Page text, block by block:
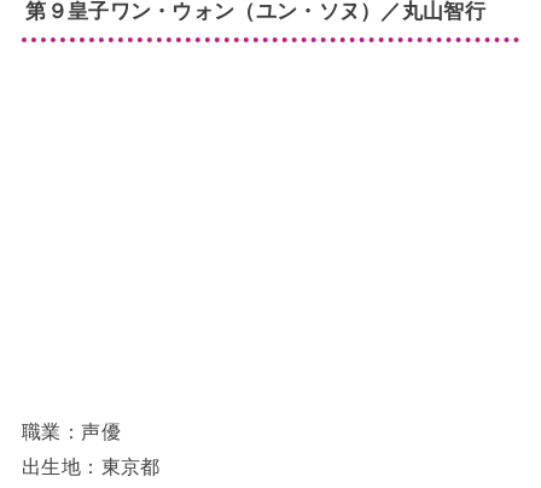
第９皇子ワン・ウォン（ユン・ソヌ）／丸山智行
職業：声優
出生地：東京都